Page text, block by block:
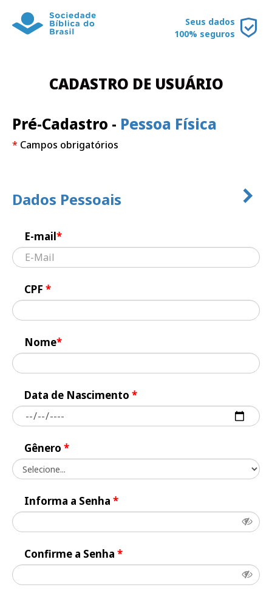
Seus dados
100% seguros
CADASTRO DE USUÁRIO
Pré-Cadastro - Pessoa Física
* Campos obrigatórios
Dados Pessoais
E-mail*
CPF *
Nome*
Data de Nascimento *
Gênero *
Informa a Senha *
Confirme a Senha *